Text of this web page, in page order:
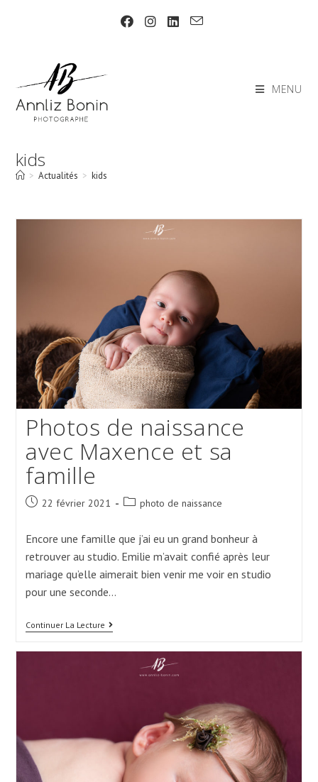
MENU
kids
> Actualités > kids
Photos de naissance
avec Maxence et sa
famille
Post 22 février 2021
Postphoto de naissance
Encore une famille que j’ai eu un grand bonheur à
retrouver au studio. Emilie m’avait confié après leur
mariage qu’elle aimerait bien venir me voir en studio
pour une seconde…
Continuer La LecturePhotos
Maxence